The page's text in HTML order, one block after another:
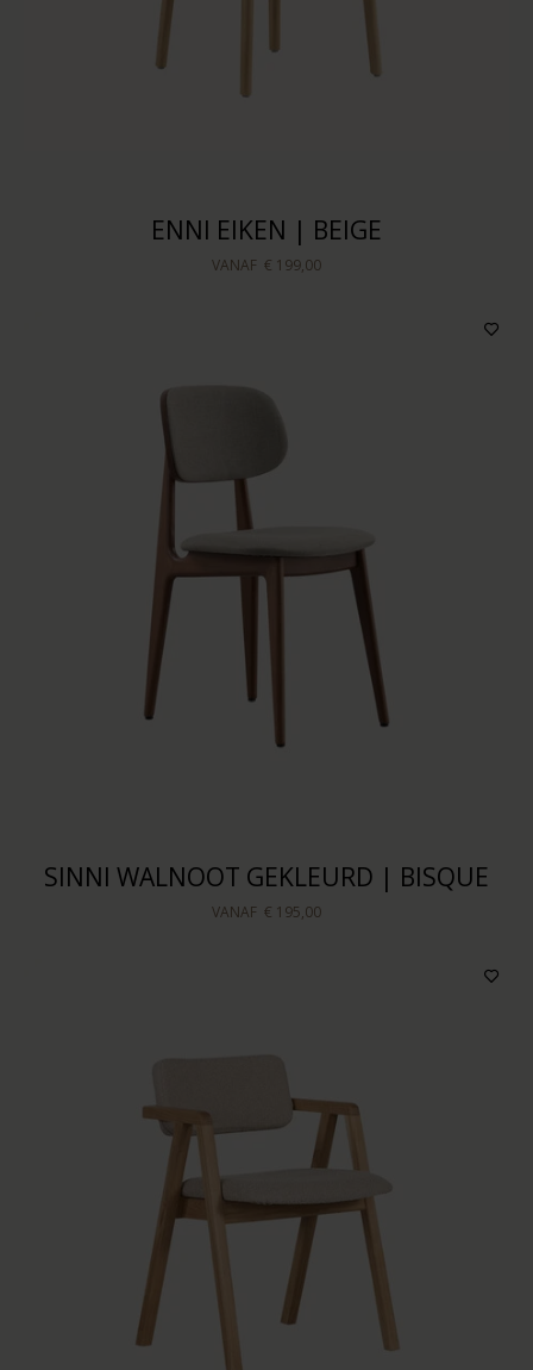
ENNI EIKEN | BEIGE
VANAF € 199,00
SINNI WALNOOT GEKLEURD | BISQUE
VANAF € 195,00